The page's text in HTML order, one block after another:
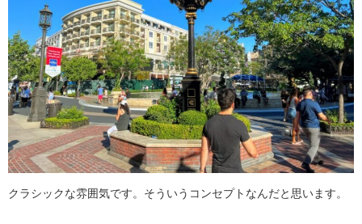
クラシックな雰囲気です。そういうコンセプトなんだと思います。